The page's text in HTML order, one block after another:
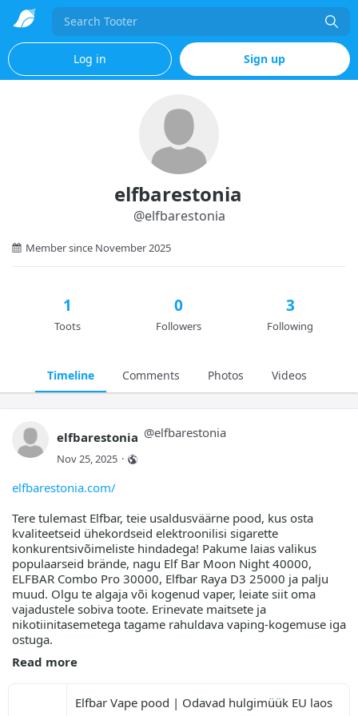
Search
Log in Sign up
elfbarestonia
@elfbarestonia
Member since November 2025
1
Toots
0
Followers
3
Following
Timeline Comments Photos Videos
elfbarestonia @elfbarestonia
Nov 25, 2025 ·
elfbarestonia.com/
Tere tulemast Elfbar, teie usaldusväärne pood, kus osta
kvaliteetseid ühekordseid elektroonilisi sigarette
konkurentsivõimeliste hindadega! Pakume laias valikus
populaarseid brände, nagu Elf Bar Moon Night 40000,
ELFBAR Combo Pro 30000, Elfbar Raya D3 25000 ja palju
muud. Olgu te algaja või kogenud vaper, leiate siit oma
vajadustele sobiva toote. Erinevate maitsete ja
nikotiinitasemetega tagame rahuldava vaping-kogemuse iga
ostuga.
Read more
Elfbar Vape pood | Odavad hulgimüük EU laos